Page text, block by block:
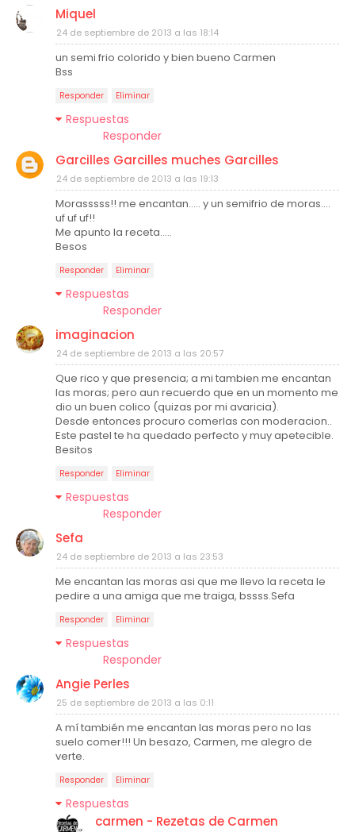
Miquel
24 de septiembre de 2013 a las 18:14
un semi frio colorido y bien bueno Carmen
Bss
Responder Eliminar
Respuestas
Responder
Garcilles Garcilles muches Garcilles
24 de septiembre de 2013 a las 19:13
Morasssss!! me encantan..... y un semifrio de moras....
uf uf uf!!
Me apunto la receta.....
Besos
Responder Eliminar
Respuestas
Responder
imaginacion
24 de septiembre de 2013 a las 20:57
Que rico y que presencia; a mi tambien me encantan
las moras; pero aun recuerdo que en un momento me
dio un buen colico (quizas por mi avaricia).
Desde entonces procuro comerlas con moderacion..
Este pastel te ha quedado perfecto y muy apetecible.
Besitos
Responder Eliminar
Respuestas
Responder
Sefa
24 de septiembre de 2013 a las 23:53
Me encantan las moras asi que me llevo la receta le
pedire a una amiga que me traiga, bssss.Sefa
Responder Eliminar
Respuestas
Responder
Angie Perles
25 de septiembre de 2013 a las 0:11
A mí también me encantan las moras pero no las
suelo comer!!! Un besazo, Carmen, me alegro de
verte.
Responder Eliminar
Respuestas
carmen - Rezetas de Carmen